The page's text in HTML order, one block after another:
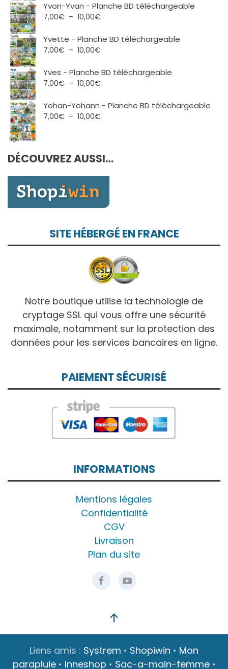
Yvon-Yvan - Planche BD téléchargeable
7,00€ – 10,00€
prix :
10,00€
Yvette - Planche BD téléchargeable
7,00€ – 10,00€
prix :
10,00€
Yves - Planche BD téléchargeable
7,00€ – 10,00€
prix :
Yohan-Yohann - Planche BD téléchargeable
7,00€ – 10,00€
à
DÉCOUVREZ AUSSI…
SITE HÉBERGÉ EN FRANCE
Notre boutique utilise la technologie de
cryptage SSL qui vous offre une sécurité
maximale, notamment sur la protection des
données pour les services bancaires en ligne.
PAIEMENT SÉCURISÉ
INFORMATIONS
Mentions légales
Confidentialité
CGV
Livraison
Plan du site
Liens amis : Systrem • Shopiwin • Mon
parapluie• Inneshop • Sac-a-main-femme•